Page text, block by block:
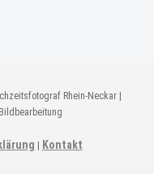
Rhein-Neckar |
Kontakt